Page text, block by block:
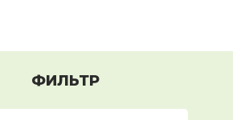
ФИЛЬТР